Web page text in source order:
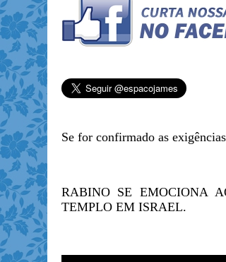
Se for confirmado as
RABINO SE EMOCIONA
TEMPLO EM ISRAEL.